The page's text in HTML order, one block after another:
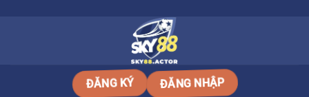
ĐĂNG KÝ ĐĂNG NHẬP